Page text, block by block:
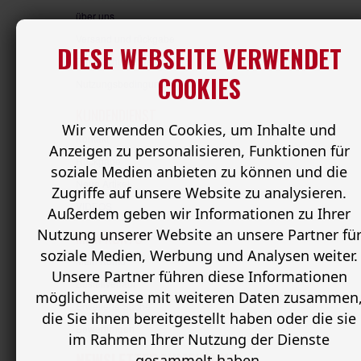
über uns
Datenschutzerklärung
Nutzungsbedingungen
Kontakt
Rückgabe
VIDEOS
MEIN KONTO
Mein Konto
Bestellverlauf
Erweiterte Suche
Bewertungen
DIESE WEBSEITE VERWENDET
COOKIES
Wir verwenden Cookies, um Inhalte und
Anzeigen zu personalisieren, Funktionen für
soziale Medien anbieten zu können und die
Zugriffe auf unsere Website zu analysieren.
Außerdem geben wir Informationen zu Ihrer
Nutzung unserer Website an unsere Partner für
soziale Medien, Werbung und Analysen weiter.
Unsere Partner führen diese Informationen
möglicherweise mit weiteren Daten
die Sie ihnen bereitgestellt haben oder die sie
im Rahmen Ihrer Nutzung der Dienste